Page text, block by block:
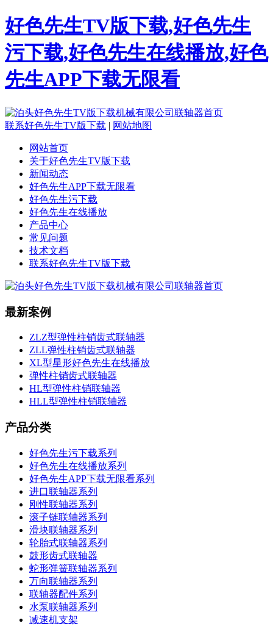
好色先生TV版下载,好色先生
污下载,好色先生在线播放,好色
先生APP下载无限看
联系好色先生TV版下载 | 网站地图
网站首页
关于好色先生TV版下载
新闻动态
好色先生APP下载无限看
好色先生污下载
好色先生在线播放
产品中心
常见问题
技术文档
联系好色先生TV版下载
最新案例
ZLZ型弹性柱销齿式联轴器
ZLL弹性柱销齿式联轴器
XL型星形好色先生在线播放
弹性柱销齿式联轴器
HL型弹性柱销联轴器
HLL型弹性柱销联轴器
产品分类
好色先生污下载系列
好色先生在线播放系列
好色先生APP下载无限看系列
进口联轴器系列
刚性联轴器系列
滚子链联轴器系列
滑块联轴器系列
轮胎式联轴器系列
鼓形齿式联轴器
蛇形弹簧联轴器系列
万向联轴器系列
联轴器配件系列
水泵联轴器系列
减速机支架